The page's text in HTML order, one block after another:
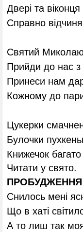
Двері та віконця
Справно
Святий
Прийди до нас
Принеси нам
Кожному до
Цукерки
Булочки
Книжечок багато
Читати у свято.
ПРОБУДЖЕННЯ
Снилось мені
Що в хаті
А то лиш так